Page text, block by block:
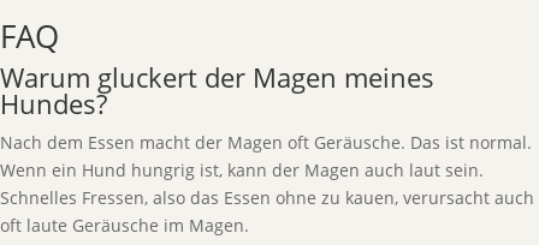
FAQ
Warum gluckert der Magen meines
Hundes?
Nach dem Essen macht der Magen oft Geräusche. Das ist normal.
Wenn ein Hund hungrig ist, kann der Magen auch laut sein.
Schnelles Fressen, also das Essen ohne zu kauen, verursacht auch
oft laute Geräusche im Magen.